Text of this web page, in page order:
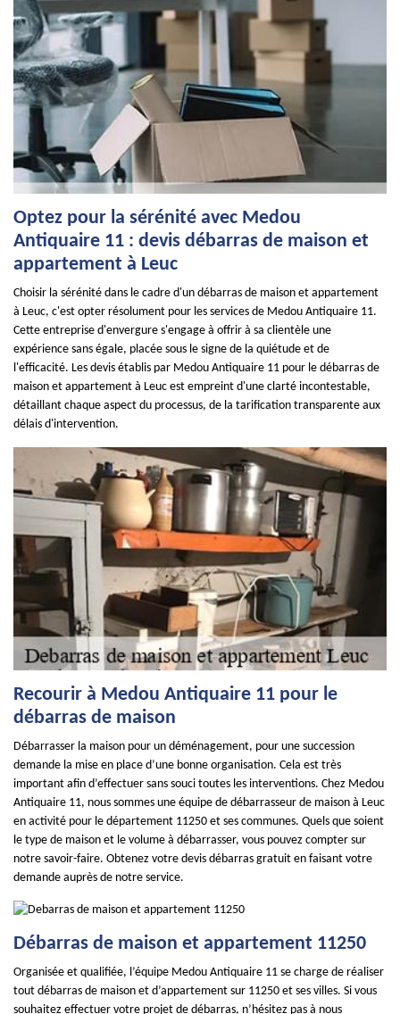
Optez pour la sérénité avec Medou
Antiquaire 11 : devis débarras de maison et
appartement à Leuc
Choisir la sérénité dans le cadre d'un débarras de maison et appartement
à Leuc, c'est opter résolument pour les services de Medou Antiquaire 11.
Cette entreprise d'envergure s'engage à offrir à sa clientèle une
expérience sans égale, placée sous le signe de la quiétude et de
l'efficacité. Les devis établis par Medou Antiquaire 11 pour le débarras de
maison et appartement à Leuc est empreint d'une clarté incontestable,
détaillant chaque aspect du processus, de la tarification transparente aux
délais d'intervention.
Recourir à Medou Antiquaire 11 pour le
débarras de maison
Débarrasser la maison pour un déménagement, pour une succession
demande la mise en place d’une bonne organisation. Cela est très
important afin d’effectuer sans souci toutes les interventions. Chez Medou
Antiquaire 11, nous sommes une équipe de débarrasseur de maison à Leuc
en activité pour le département 11250 et ses communes. Quels que soient
le type de maison et le volume à débarrasser, vous pouvez compter sur
notre savoir-faire. Obtenez votre devis débarras gratuit en faisant votre
demande auprès de notre service.
Débarras de maison et appartement 11250
Organisée et qualifiée, l’équipe Medou Antiquaire 11 se charge de réaliser
tout débarras de maison et d’appartement sur 11250 et ses villes. Si vous
souhaitez effectuer votre projet de débarras, n’hésitez pas à nous